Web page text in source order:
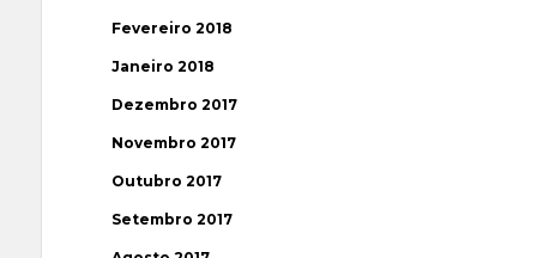
Fevereiro 2018
Janeiro 2018
Dezembro 2017
Novembro 2017
Outubro 2017
Setembro 2017